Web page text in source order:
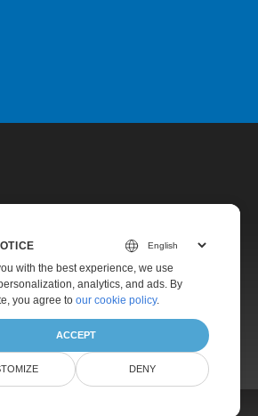
with the best experience, we use
analytics, and ads. By
you agree to our cookie policy.
ACCEPT
DENY